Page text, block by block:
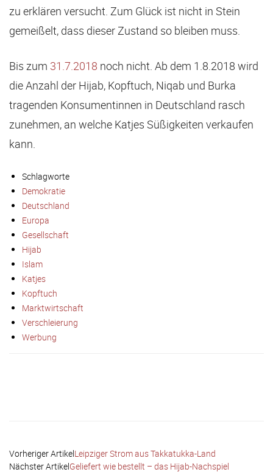
zu erklären versucht. Zum Glück ist nicht in Stein
gemeißelt, dass dieser Zustand so bleiben muss.
Bis zum 31.7.2018 noch nicht. Ab dem 1.8.2018 wird
die Anzahl der Hijab, Kopftuch, Niqab und Burka
tragenden Konsumentinnen in Deutschland rasch
zunehmen, an welche Katjes Süßigkeiten verkaufen
kann.
Schlagworte
Demokratie
Deutschland
Europa
Gesellschaft
Hijab
Islam
Katjes
Kopftuch
Marktwirtschaft
Verschleierung
Werbung
Vorheriger ArtikelLeipziger Strom aus Takkatukka-Land
Nächster ArtikelGeliefert wie bestellt – das Hijab-Nachspiel